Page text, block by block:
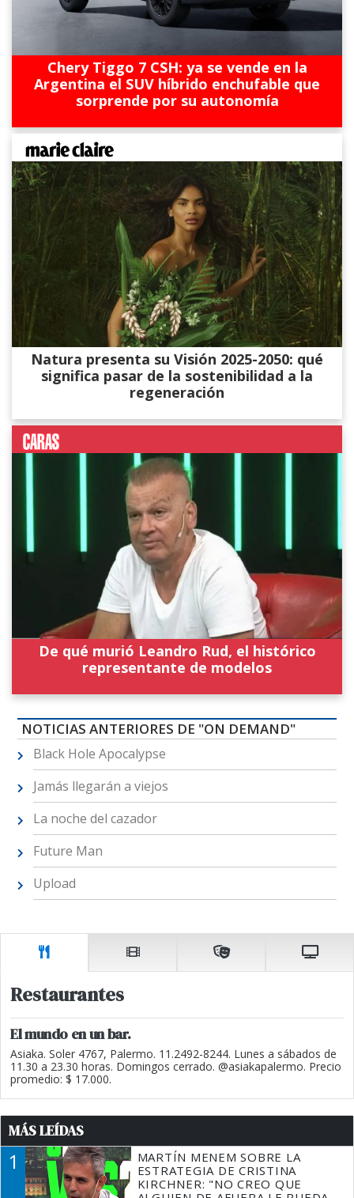
Chery Tiggo 7 CSH: ya se vende en la
Argentina el SUV híbrido enchufable que
sorprende por su autonomía
Natura presenta su Visión 2025-2050: qué
significa pasar de la sostenibilidad a la
regeneración
De qué murió Leandro Rud, el histórico
representante de modelos
NOTICIAS ANTERIORES DE "ON DEMAND"
Black Hole Apocalypse
Jamás llegarán a viejos
La noche del cazador
Future Man
Upload
Restaurantes
El mundo en un bar.
Asiaka. Soler 4767, Palermo. 11.2492-8244. Lunes a sábados de
11.30 a 23.30 horas. Domingos cerrado. @asiakapalermo. Precio
promedio: $ 17.000.
MÁS LEÍDAS
1
MARTÍN MENEM SOBRE LA
ESTRATEGIA DE CRISTINA
KIRCHNER: "NO CREO QUE